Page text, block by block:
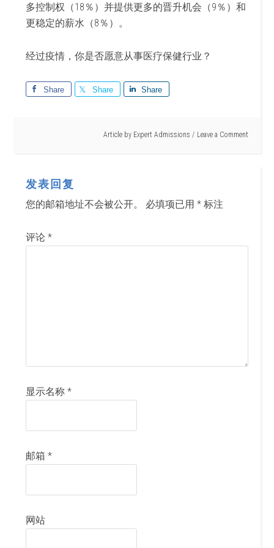
多控制权（18％）并提供更多的晋升机会（9％）和
更稳定的薪水（8％）。
经过疫情，你是否愿意从事医疗保健行业？
Share Share Share
Article by Expert Admissions Leave a Comment
发表回复
您的邮箱地址不会被公开。 必填项已用* 标注
评论*
显示名称*
邮箱*
网站